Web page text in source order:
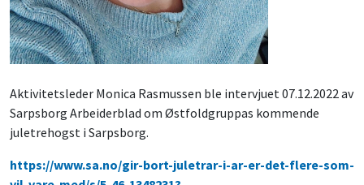
Aktivitetsleder Monica Rasmussen ble intervjuet 07.12.2022 av
Sarpsborg Arbeiderblad om Østfoldgruppas kommende
juletrehogst i Sarpsborg.
https://www.sa.no/gir-bort-juletrar-i-ar-er-det-flere-som-